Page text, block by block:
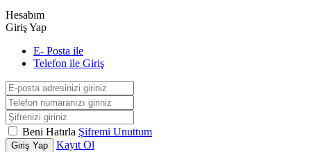
Hesabım
Giriş Yap
E- Posta ile
Telefon ile Giriş
Beni Hatırla Şifremi Unuttum
Giriş Yap
Kayıt Ol